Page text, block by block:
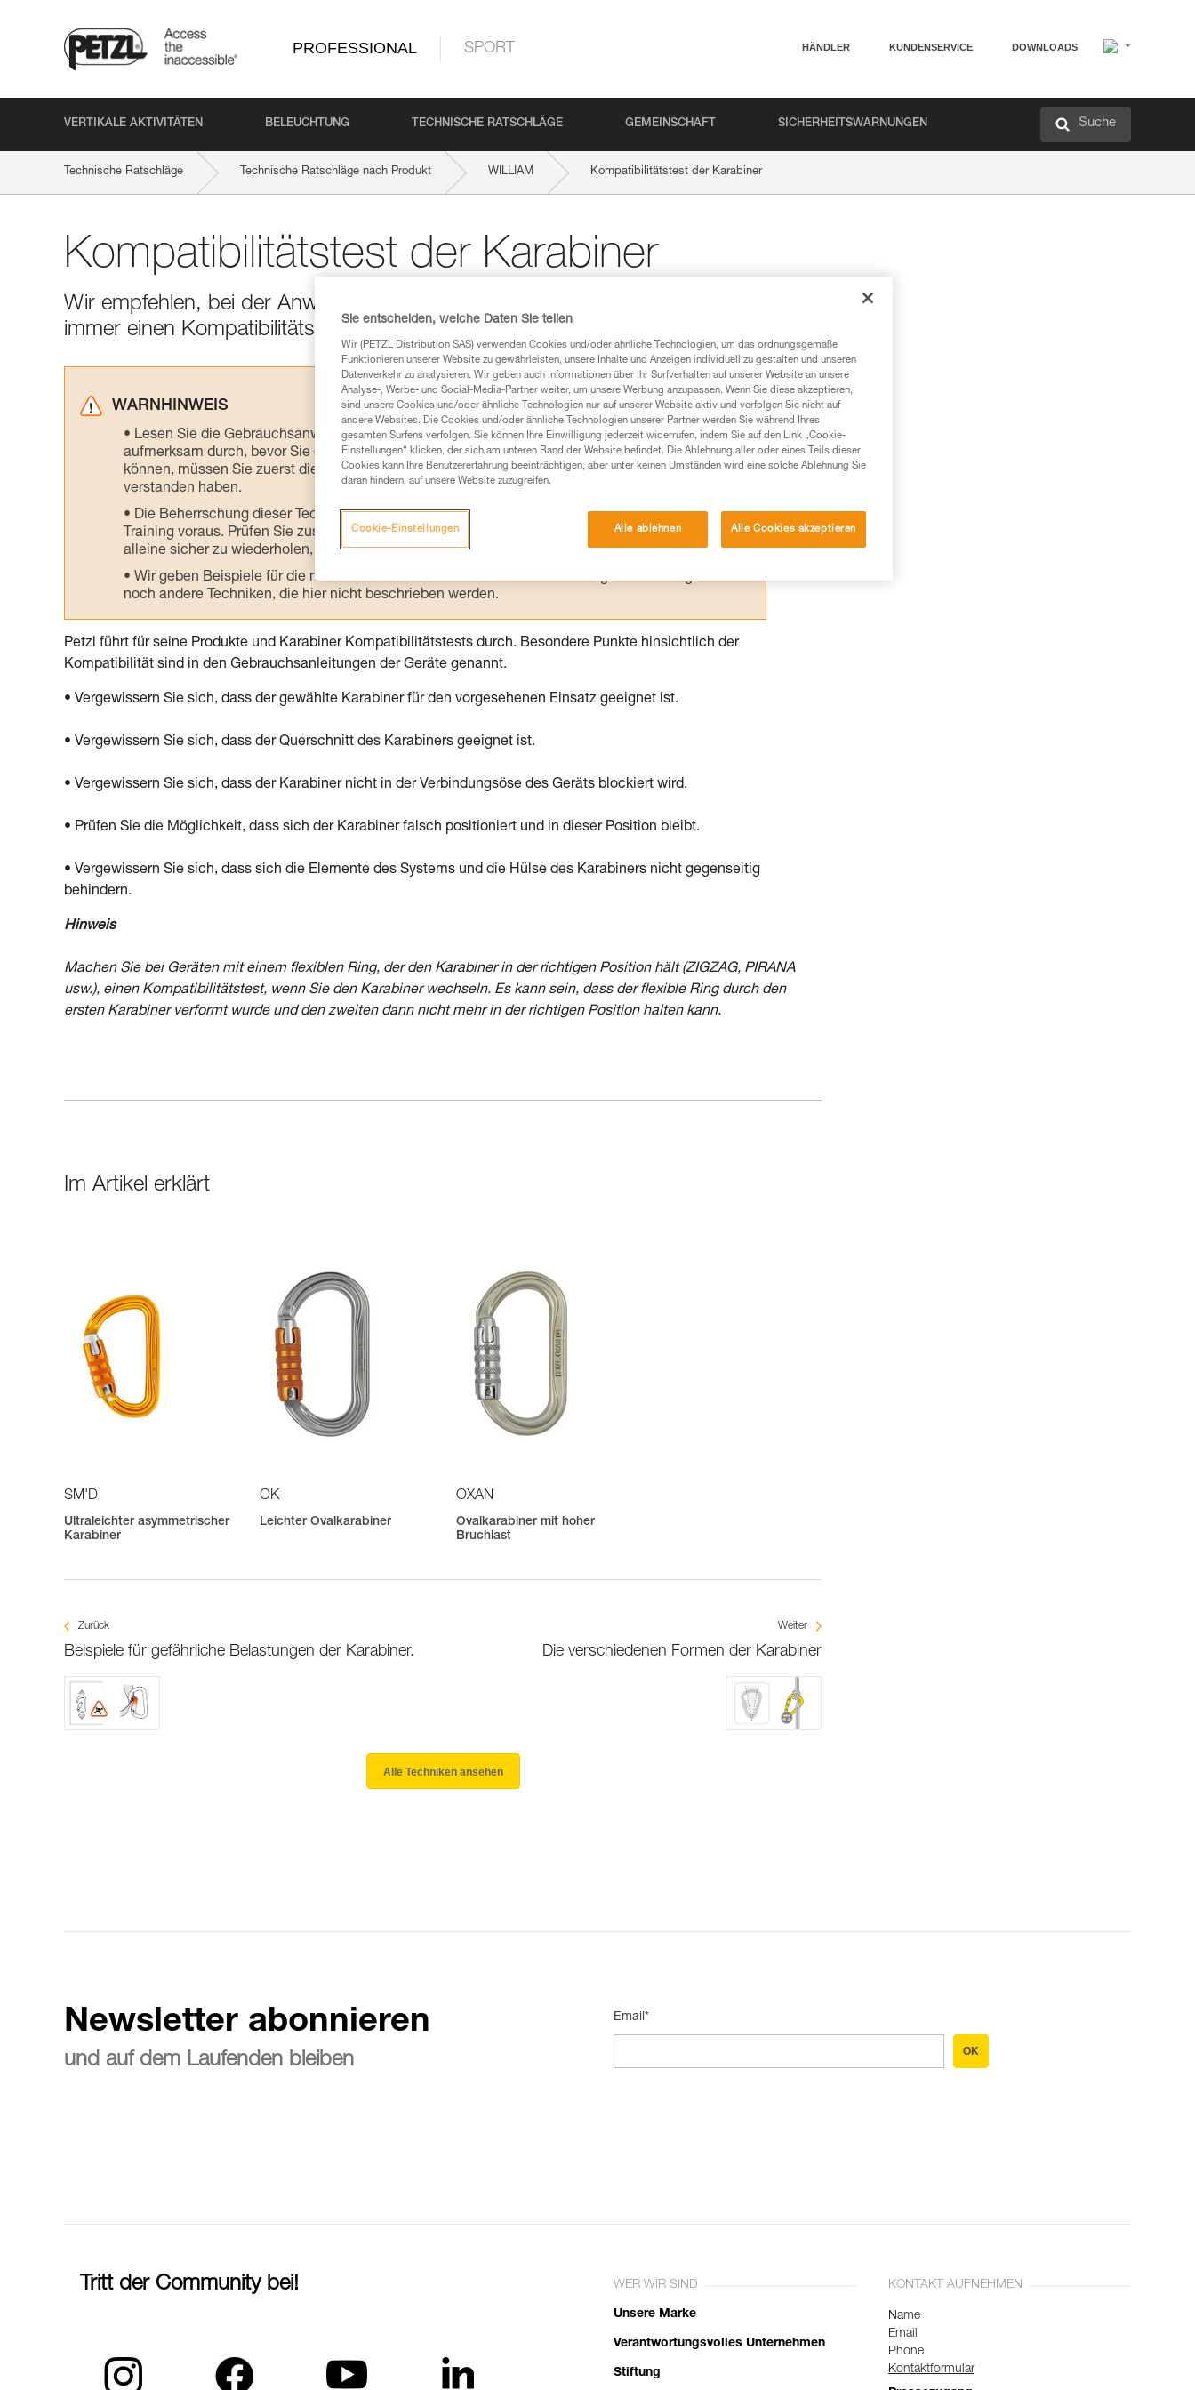
PROFESSIONAL SPORT HÄNDLER KUNDENSERVICE DOWNLOADS
VERTIKALE AKTIVITÄTEN BELEUCHTUNG TECHNISCHE RATSCHLÄGE GEMEINSCHAFT SICHERHEITSWARNUNGEN Suche
Technische Ratschläge Technische Ratschläge nach Produkt WILLIAM Kompatibilitätstest der Karabiner
Kompatibilitätstest der Karabiner
Wir empfehlen, bei der Anwendung einer Ausrüstung mit einem neuen Karabiner
immer einen Kompatibilitätstest durchzuführen.
WARNHINWEIS
Lesen Sie die Gebrauchsanweisungen der Produkte, um die es in diesem Tech Tipp geht,
aufmerksam durch, bevor Sie diesen zu Rate ziehen. Um diese Zusatzinformationen verstehen zu
können, müssen Sie zuerst die in der Gebrauchsanweisung enthaltenen Informationen richtig
verstanden haben.
Die Beherrschung dieser Techniken setzt eine entsprechende Ausbildung und ein spezielles
Training voraus. Prüfen Sie zusammen mit einem Profi, ob Sie in der Lage sind, den Vorgang
alleine sicher zu wiederholen, bevor Sie ihn eigenständig durchführen.
Wir geben Beispiele für die mit Ihrer Aktivität verbundenen Techniken. Möglicherweise gibt es
noch andere Techniken, die hier nicht beschrieben werden.
Petzl führt für seine Produkte und Karabiner Kompatibilitätstests durch. Besondere Punkte hinsichtlich der
Kompatibilität sind in den Gebrauchsanleitungen der Geräte genannt.
• Vergewissern Sie sich, dass der gewählte Karabiner für den vorgesehenen Einsatz geeignet ist.
• Vergewissern Sie sich, dass der Querschnitt des Karabiners geeignet ist.
• Vergewissern Sie sich, dass der Karabiner nicht in der Verbindungsöse des Geräts blockiert wird.
• Prüfen Sie die Möglichkeit, dass sich der Karabiner falsch positioniert und in dieser Position bleibt.
• Vergewissern Sie sich, dass sich die Elemente des Systems und die Hülse des Karabiners nicht gegenseitig
behindern.
Hinweis
Machen Sie bei Geräten mit einem flexiblen Ring, der den Karabiner in der richtigen Position hält (ZIGZAG, PIRANA
usw.), einen Kompatibilitätstest, wenn Sie den Karabiner wechseln. Es kann sein, dass der flexible Ring durch den
ersten Karabiner verformt wurde und den zweiten dann nicht mehr in der richtigen Position halten kann.
Im Artikel erklärt
SM'D
Ultraleichter asymmetrischer
Karabiner
OK
Leichter Ovalkarabiner
OXAN
Ovalkarabiner mit hoher
Bruchlast
Zurück
Beispiele für gefährliche Belastungen der Karabiner.
Weiter
Die verschiedenen Formen der Karabiner
Alle Techniken ansehen
Newsletter abonnieren
und auf dem Laufenden bleiben
Email*
OK
Tritt der Community bei! WER WIR SIND
Unsere Marke
Verantwortungsvolles Unternehmen
Stiftung
KONTAKT AUFNEHMEN
Name
Email
Phone
Kontaktformular
Sie entscheiden, welche Daten Sie teilen
Wir (PETZL Distribution SAS) verwenden Cookies und/oder ähnliche Technologien, um das ordnungsgemäße
Funktionieren unserer Website zu gewährleisten, unsere Inhalte und Anzeigen individuell zu gestalten und unseren
Datenverkehr zu analysieren. Wir geben auch Informationen über Ihr Surfverhalten auf unserer Website an unsere
Analyse-, Werbe- und Social-Media-Partner weiter, um unsere Werbung anzupassen. Wenn Sie diese akzeptieren,
sind unsere Cookies und/oder ähnliche Technologien nur auf unserer Website aktiv und verfolgen Sie nicht auf
andere Websites. Die Cookies und/oder ähnliche Technologien unserer Partner werden Sie während Ihres
gesamten Surfens verfolgen. Sie können Ihre Einwilligung jederzeit widerrufen, indem Sie auf den Link „Cookie-
Einstellungen“ klicken, der sich am unteren Rand der Website befindet. Die Ablehnung aller oder eines Teils dieser
Cookies kann Ihre Benutzererfahrung beeinträchtigen, aber unter keinen Umständen wird eine solche Ablehnung Sie
daran hindern, auf unsere Website zuzugreifen.
Alle ablehnen Alle Cookies akzeptieren
Cookie-Einstellungen